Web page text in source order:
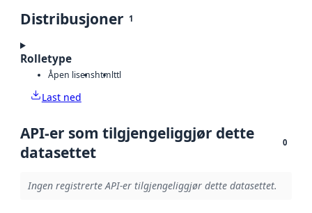
Distribusjoner 1
Rolletype
Åpen lisenshtmlttl
Last ned
API-er som tilgjengeliggjør dette
datasettet
0
Ingen registrerte API-er tilgjengeliggjør dette datasettet.